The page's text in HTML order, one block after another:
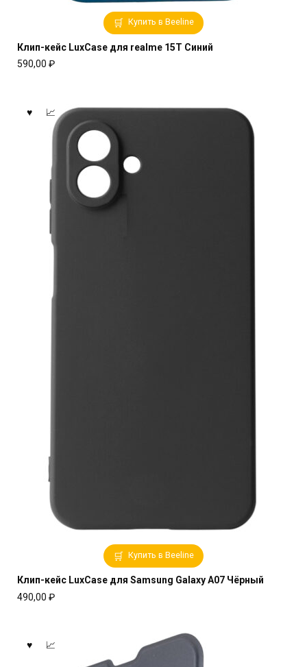
Купить в Beeline
Клип-кейс LuxCase для realme 15T Синий
590,00 ₽
Купить в Beeline
Клип-кейс LuxCase для Samsung Galaxy A07 Чёрный
490,00 ₽